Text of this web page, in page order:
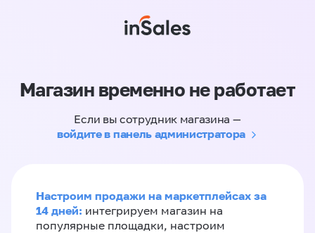
Магазин временно не работает
Если вы сотрудник магазина —
войдите в панель администратора
Настроим продажи на маркетплейсах за
14 дней: интегрируем магазин на
популярные площадки, настроим